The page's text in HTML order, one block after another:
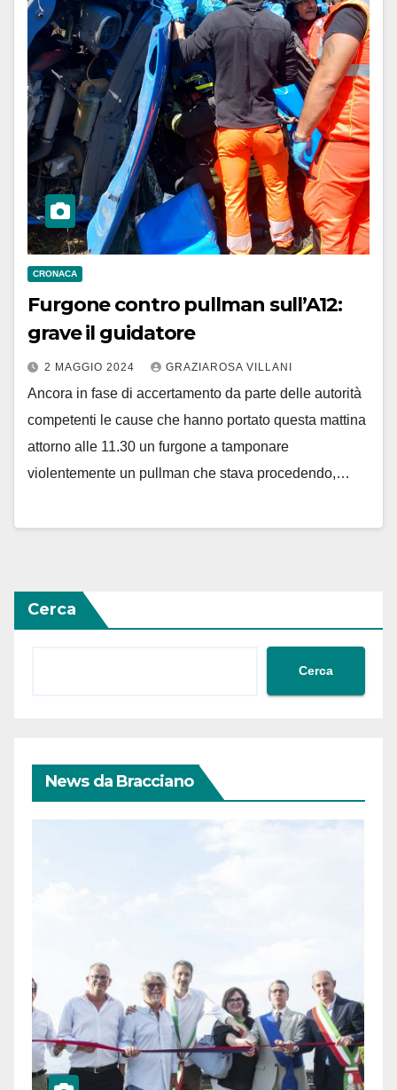
CRONACA
Furgone contro pullman sull’A12:
grave il guidatore
2 MAGGIO 2024 GRAZIAROSA VILLANI
Ancora in fase di accertamento da parte delle autorità
competenti le cause che hanno portato questa mattina
attorno alle 11.30 un furgone a tamponare
violentemente un pullman che stava procedendo,…
Cerca
Cerca
News da Bracciano